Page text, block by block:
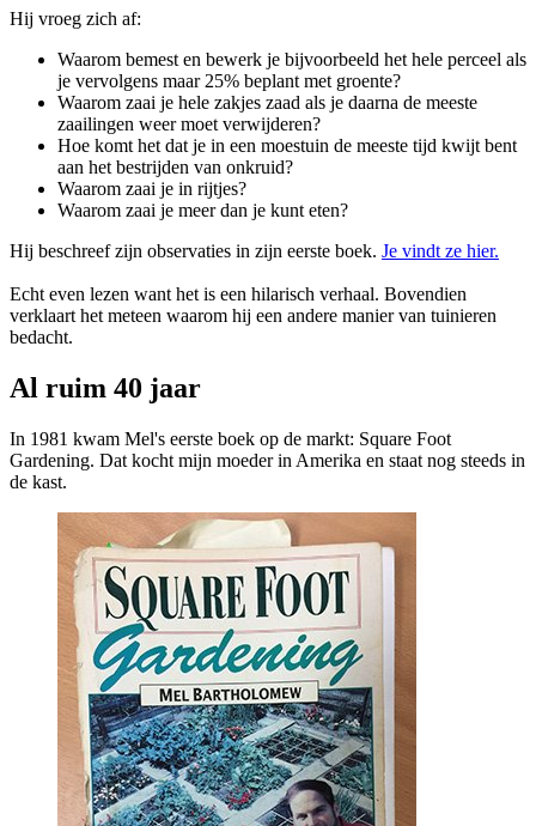
Hij vroeg zich af:
Waarom bemest en bewerk je bijvoorbeeld het hele perceel als
je vervolgens maar 25% beplant met groente?
Waarom zaai je hele zakjes zaad als je daarna de meeste
zaailingen weer moet verwijderen?
Hoe komt het dat je in een moestuin de meeste tijd kwijt bent
aan het bestrijden van onkruid?
Waarom zaai je in rijtjes?
Waarom zaai je meer dan je kunt eten?
Hij beschreef zijn observaties in zijn eerste boek. Je vindt ze hier.
Echt even lezen want het is een hilarisch verhaal. Bovendien
verklaart het meteen waarom hij een andere manier van tuinieren
bedacht.
Al ruim 40 jaar
In 1981 kwam Mel's eerste boek op de markt: Square Foot
Gardening. Dat kocht mijn moeder in Amerika en staat nog steeds in
de kast.